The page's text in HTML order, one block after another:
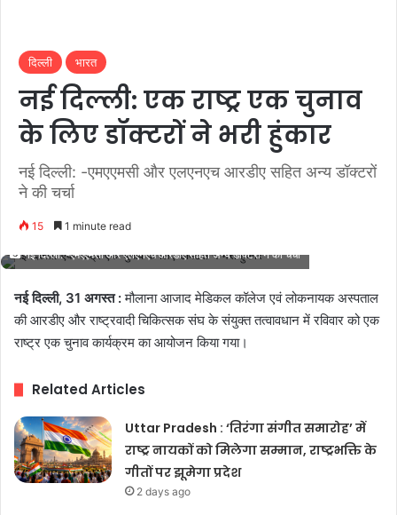
दिल्ली भारत
नई दिल्ली: एक राष्ट्र एक चुनाव
के लिए डॉक्टरों ने भरी हुंकार
नई दिल्ली: -एमएएमसी और एलएनएच आरडीए सहित अन्य डॉक्टरों
ने की चर्चा
15 1 minute read
नई दिल्ली: -एमएएमसी और एलएनएच आरडीए सहित अन्य डॉक्टरों ने की चर्चा
नई दिल्ली, 31 अगस्त :मौलाना आजाद मेडिकल कॉलेज एवं लोकनायक अस्पताल
की आरडीए और राष्ट्रवादी चिकित्सक संघ के संयुक्त तत्वावधान में रविवार को एक
राष्ट्र एक चुनाव कार्यक्रम का आयोजन किया गया।
Related Articles
Uttar Pradesh : ‘तिरंगा संगीत समारोह’ में
राष्ट्र नायकों को मिलेगा सम्मान, राष्ट्रभक्ति के
गीतों पर झूमेगा प्रदेश
2 days ago